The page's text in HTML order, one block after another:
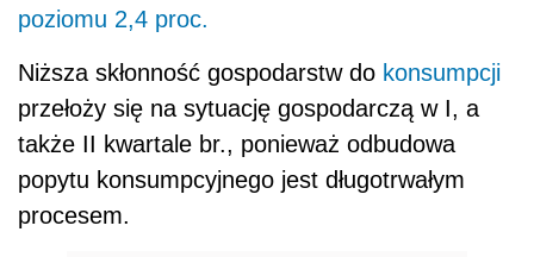
poziomu 2,4 proc.
Niższa skłonność gospodarstw do konsumpcji
przełoży się na sytuację gospodarczą w I, a
także II kwartale br., ponieważ odbudowa
popytu konsumpcyjnego jest długotrwałym
procesem.